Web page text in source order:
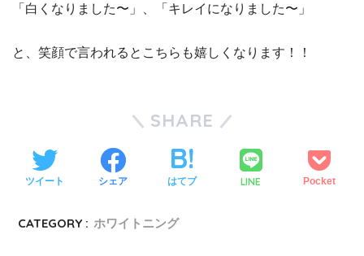
「白くなりました〜」、「キレイになりました〜」
と、笑顔で言われるとこちらも嬉しくなります！！
SHARE
ツイート シェア はてブ LINE Pocket
CATEGORY : ホワイトニング